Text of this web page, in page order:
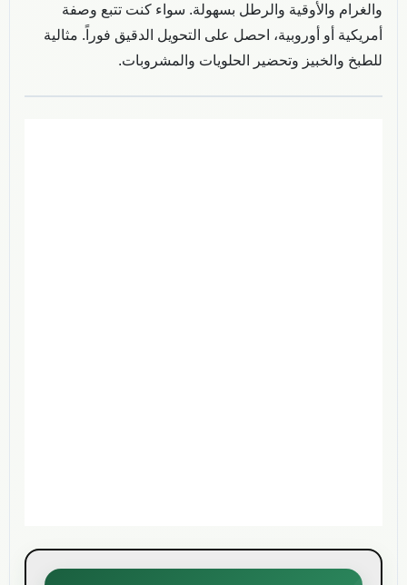
والغرام والأوقية والرطل بسهولة. سواء كنت تتبع وصفة
أمريكية أو أوروبية، احصل على التحويل الدقيق فوراً. مثالية
للطبخ والخبيز وتحضير الحلويات والمشروبات.